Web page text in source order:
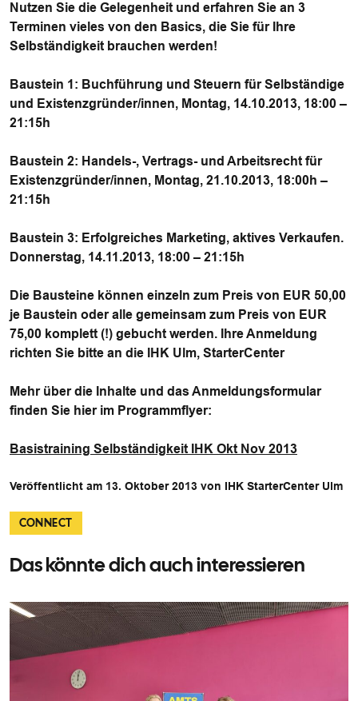
Nutzen Sie die Gelegenheit und erfahren Sie an 3
Terminen vieles von den Basics, die Sie für Ihre
Selbständigkeit brauchen werden!
Baustein 1: Buchführung und Steuern für Selbständige
und Existenzgründer/innen, Montag, 14.10.2013, 18:00 –
21:15h
Baustein 2: Handels-, Vertrags- und Arbeitsrecht für
Existenzgründer/innen, Montag, 21.10.2013, 18:00h –
21:15h
Baustein 3: Erfolgreiches Marketing, aktives Verkaufen.
Donnerstag, 14.11.2013, 18:00 – 21:15h
Die Bausteine können einzeln zum Preis von EUR 50,00
je Baustein oder alle gemeinsam zum Preis von EUR
75,00 komplett (!) gebucht werden. Ihre Anmeldung
richten Sie bitte an die IHK Ulm, StarterCenter
Mehr über die Inhalte und das Anmeldungsformular
finden Sie hier im Programmflyer:
Basistraining Selbständigkeit IHK Okt Nov 2013
Veröffentlicht am 13. Oktober 2013 von IHK StarterCenter Ulm
CONNECT
Das könnte dich auch interessieren